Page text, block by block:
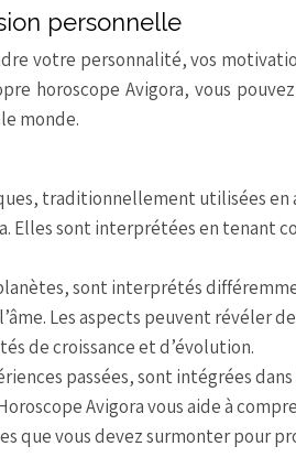
personnelle
votre personnalité, vos
horoscope Avigora, vous
monde.
traditionnellement utilisées en
Elles sont interprétées en tenant
sont interprétés
Les aspects peuvent révéler
de croissance et d’évolution.
passées, sont intégrées dans
Avigora vous aide à
que vous devez surmonter pour